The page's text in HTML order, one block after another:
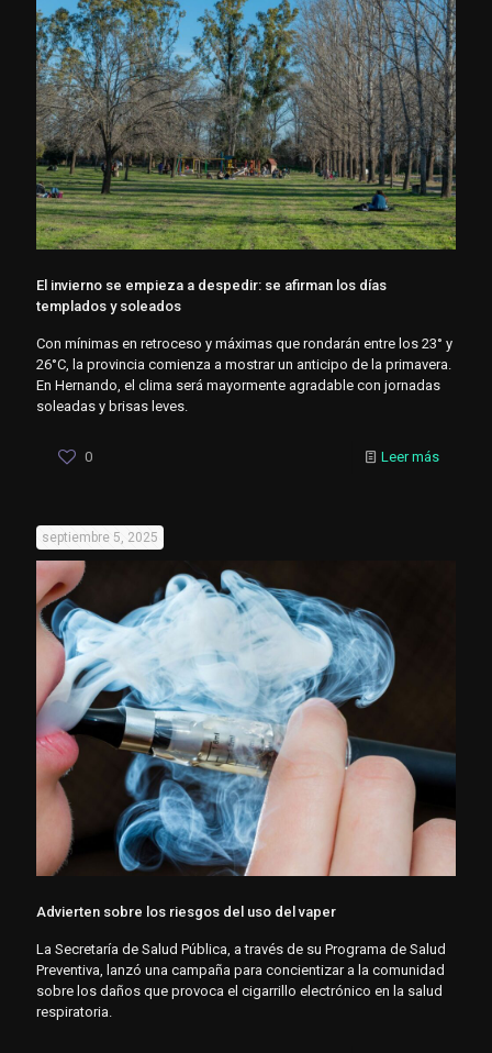
El invierno se empieza a despedir: se afirman los días
templados y soleados
Con mínimas en retroceso y máximas que rondarán entre los 23° y
26°C, la provincia comienza a mostrar un anticipo de la primavera.
En Hernando, el clima será mayormente agradable con jornadas
soleadas y brisas leves.
0 Leer más
septiembre 5, 2025
Advierten sobre los riesgos del uso del vaper
La Secretaría de Salud Pública, a través de su Programa de Salud
Preventiva, lanzó una campaña para concientizar a la comunidad
sobre los daños que provoca el cigarrillo electrónico en la salud
respiratoria.